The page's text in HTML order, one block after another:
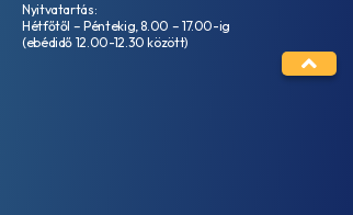
Nyitvatartás:
Hétfőtől – Péntekig, 8.00 – 17.00-ig
(ebédidő 12.00-12.30 között)